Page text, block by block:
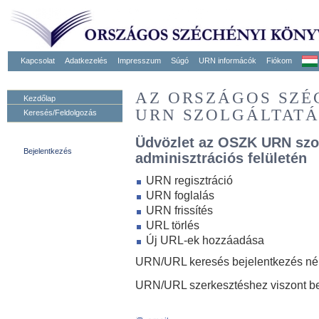
Kapcsolat Adatkezelés Impresszum Súgó URN informácók Fiókom
Kezdőlap
Keresés/Feldolgozás
Bejelentkezés
AZ ORSZÁGOS
URN
Üdvözlet az OSZK URN
adminisztrációs felületén
URN regisztráció
URN foglalás
URN frissítés
URL törlés
Új URL-ek hozzáadása
URN/URL keresés bejelentkezés
URN/URL szerkesztéshez viszont